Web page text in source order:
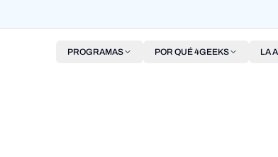
PROGRAMAS POR QUÉ 4GEEKS LA